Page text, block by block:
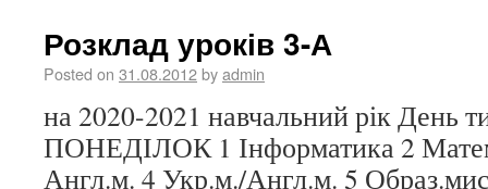
Розклад уроків 3-А
Posted on 31.08.2012byadmin
на 2020-2021 навчальний рік День
ПОНЕДІЛОК 1 Інформатика 2
Англ.м. 4 Укр.м./Англ.м. 5